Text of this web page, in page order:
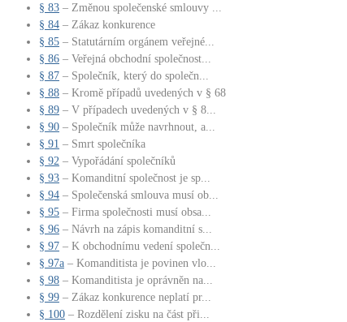
§ 83 – Změnou společenské smlouvy ...
§ 84 – Zákaz konkurence
§ 85 – Statutárním orgánem veřejné...
§ 86 – Veřejná obchodní společnost...
§ 87 – Společník, který do společn...
§ 88 – Kromě případů uvedených v § 68
§ 89 – V případech uvedených v § 8...
§ 90 – Společník může navrhnout, a...
§ 91 – Smrt společníka
§ 92 – Vypořádání společníků
§ 93 – Komanditní společnost je sp...
§ 94 – Společenská smlouva musí ob...
§ 95 – Firma společnosti musí obsa...
§ 96 – Návrh na zápis komanditní s...
§ 97 – K obchodnímu vedení společn...
§ 97a – Komanditista je povinen vlo...
§ 98 – Komanditista je oprávněn na...
§ 99 – Zákaz konkurence neplatí pr...
§ 100 – Rozdělení zisku na část při...